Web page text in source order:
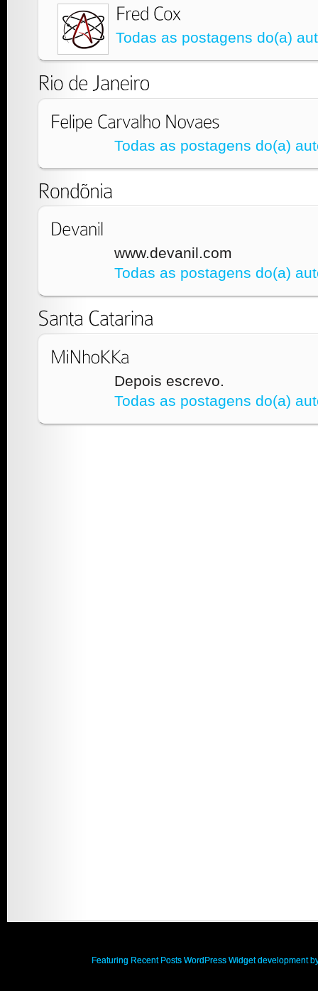
Todas as postagens do(a)
Todas as postagens do(a)
www.devanil.com
Todas as postagens do(a)
Depois escrevo.
Todas as postagens do(a)
Featuring Recent Posts WordPress Widget development